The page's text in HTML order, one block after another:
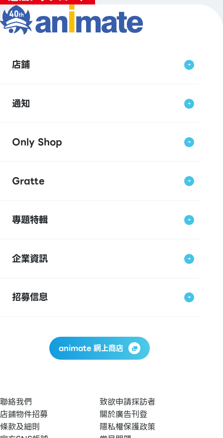
店鋪
通知
Only Shop
Gratte
專題特輯
企業資訊
招募信息
animate 網上商店
聯絡我們
致欲申請採訪者
店鋪物件招募
關於廣告刊登
條款及細則
隱私權保護政策